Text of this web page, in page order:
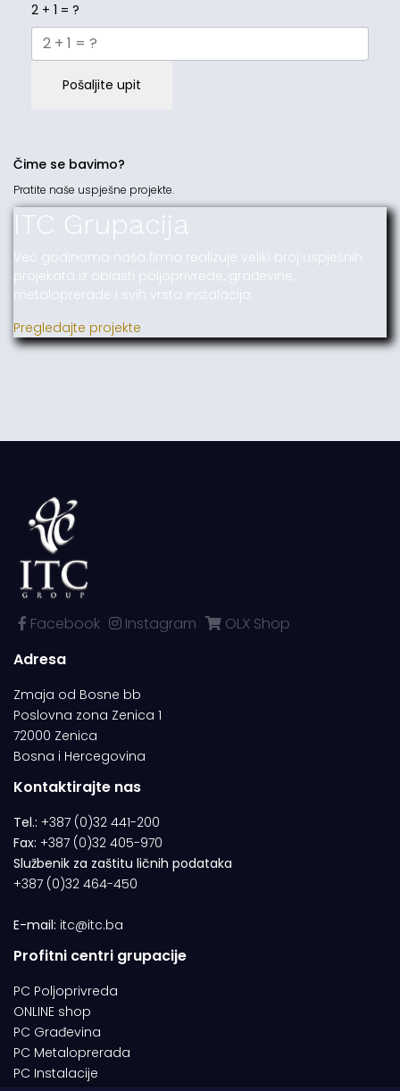
2 + 1 = ?
Pošaljite upit
Čime se bavimo?
Pratite naše uspješne projekte.
ITC Grupacija
Već godinama naša firma realizuje veliki broj uspješnih
projekata iz oblasti poljoprivrede, građevine,
metaloprerade i svih vrsta instalacija.
Pregledajte projekte
Facebook Instagram
OLX Shop
Adresa
Zmaja od Bosne bb
Poslovna zona Zenica 1
72000 Zenica
Bosna i Hercegovina
Kontaktirajte nas
Tel.: +387 (0)32 441-200
Fax: +387 (0)32 405-970
Službenik za zaštitu ličnih podataka
+387 (0)32 464-450
E-mail: itc@itc.ba
Profitni centri grupacije
PC Poljoprivreda
ONLINE shop
PC Građevina
PC Metaloprerada
PC Instalacije